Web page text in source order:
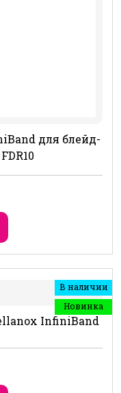
для блейд-
В наличии
Новинка
InfiniBand